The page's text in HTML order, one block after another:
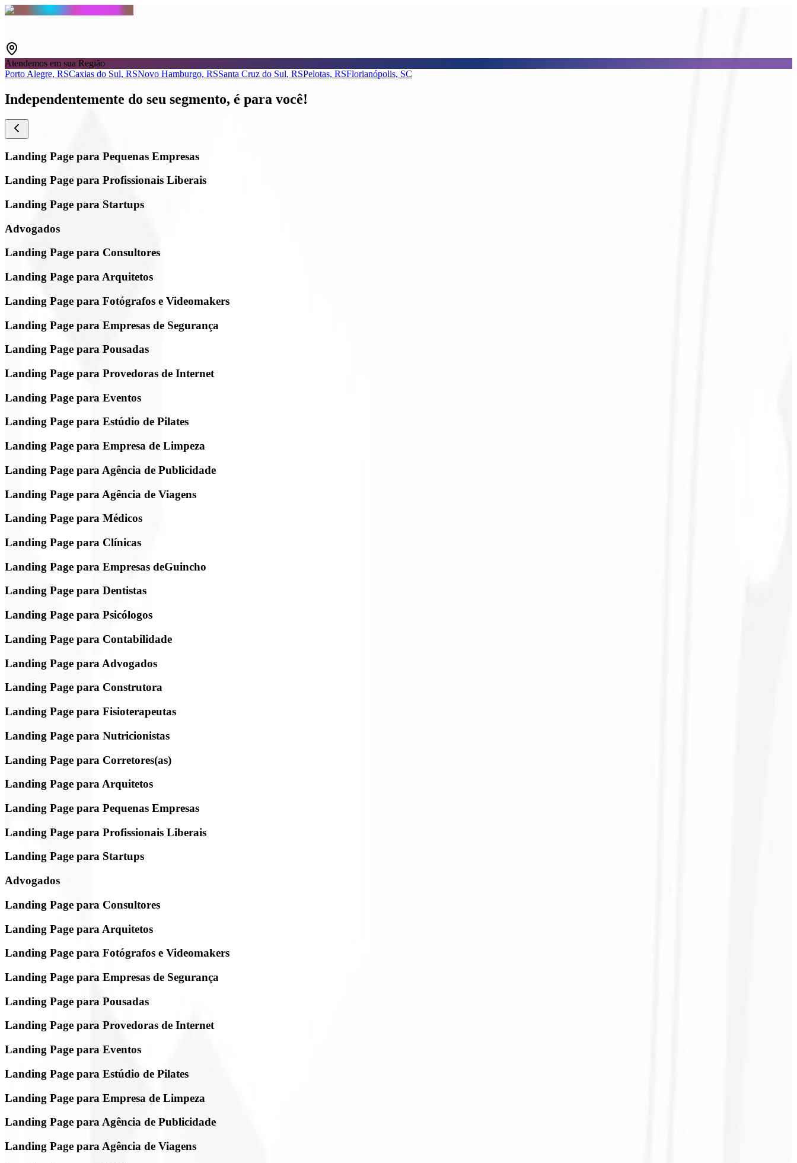
Atendemos em sua Região
Porto Alegre, RSCaxias do Sul, RSNovo Hamburgo, RSSanta Cruz do Sul, RSPelotas, RSFlorianópolis, SC
Independentemente do seu segmento, é para você!
Landing Page para Pequenas Empresas
Landing Page para Profissionais Liberais
Landing Page para Startups
Advogados
Landing Page para Consultores
Landing Page para Arquitetos
Landing Page para Fotógrafos e Videomakers
Landing Page para Empresas de Segurança
Landing Page para Pousadas
Landing Page para Provedoras de Internet
Landing Page para Eventos
Landing Page para Estúdio de Pilates
Landing Page para Empresa de Limpeza
Landing Page para Agência de Publicidade
Landing Page para Agência de Viagens
Landing Page para Médicos
Landing Page para Clínicas
Landing Page para Empresas deGuincho
Landing Page para Dentistas
Landing Page para Psicólogos
Landing Page para Contabilidade
Landing Page para Advogados
Landing Page para Construtora
Landing Page para Fisioterapeutas
Landing Page para Nutricionistas
Landing Page para Corretores(as)
Landing Page para Arquitetos
Landing Page para Pequenas Empresas
Landing Page para Profissionais Liberais
Landing Page para Startups
Advogados
Landing Page para Consultores
Landing Page para Arquitetos
Landing Page para Fotógrafos e Videomakers
Landing Page para Empresas de Segurança
Landing Page para Pousadas
Landing Page para Provedoras de Internet
Landing Page para Eventos
Landing Page para Estúdio de Pilates
Landing Page para Empresa de Limpeza
Landing Page para Agência de Publicidade
Landing Page para Agência de Viagens